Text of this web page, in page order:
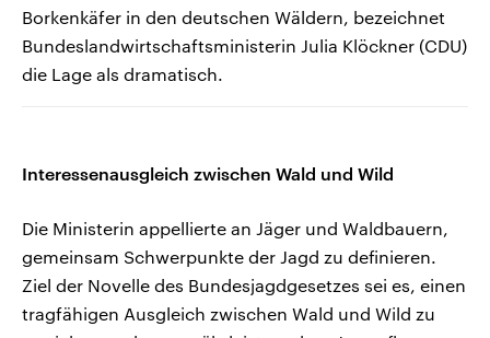
Borkenkäfer in den deutschen Wäldern, bezeichnet
Bundeslandwirtschaftsministerin Julia Klöckner (CDU)
die Lage als dramatisch.
Interessenausgleich zwischen Wald und Wild
Die Ministerin appellierte an Jäger und Waldbauern,
gemeinsam Schwerpunkte der Jagd zu definieren.
Ziel der Novelle des Bundesjagdgesetzes sei es, einen
tragfähigen Ausgleich zwischen Wald und Wild zu